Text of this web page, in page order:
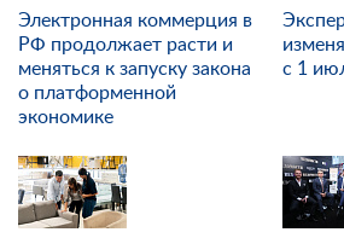
Электронная коммерция в
РФ продолжает расти и
меняться к запуску закона
о платформенной
экономике
с 1